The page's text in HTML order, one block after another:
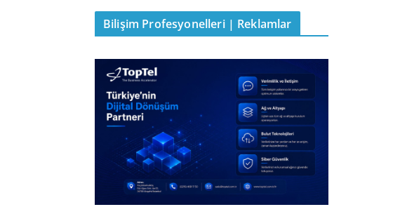
Bilişim Profesyonelleri | Reklamlar